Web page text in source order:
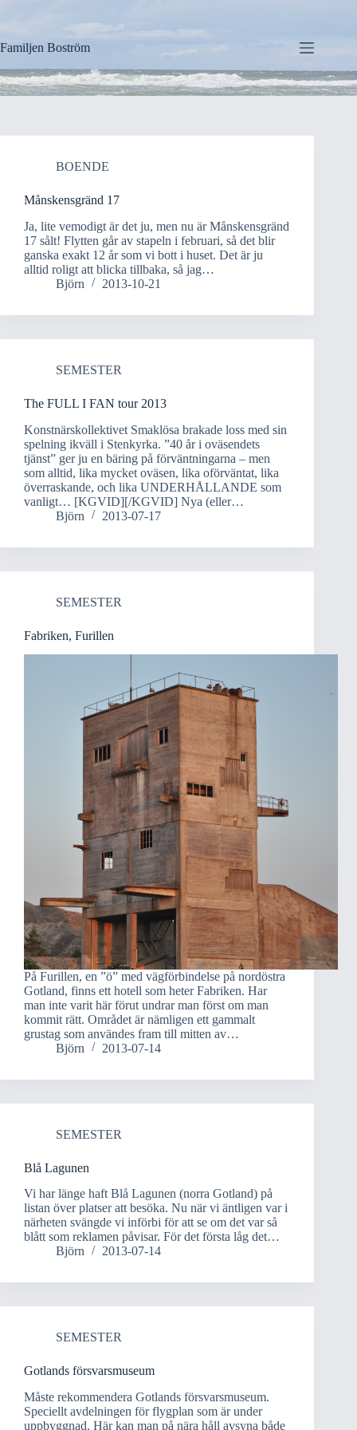
Familjen Boström
BOENDE
Månskensgränd 17
Ja, lite vemodigt är det ju, men nu är Månskensgränd
17 sålt! Flytten går av stapeln i februari, så det blir
ganska exakt 12 år som vi bott i huset. Det är ju
alltid roligt att blicka tillbaka, så jag…
Björn
2013-10-21
SEMESTER
The FULL I FAN tour 2013
Konstnärskollektivet Smaklösa brakade loss med sin
spelning ikväll i Stenkyrka. ”40 år i oväsendets
tjänst” ger ju en bäring på förväntningarna – men
som alltid, lika mycket oväsen, lika oförväntat, lika
överraskande, och lika UNDERHÅLLANDE som
vanligt… [KGVID][/KGVID] Nya (eller…
Björn
2013-07-17
SEMESTER
Fabriken, Furillen
På Furillen, en ”ö” med vägförbindelse på nordöstra
Gotland, finns ett hotell som heter Fabriken. Har
man inte varit här förut undrar man först om man
kommit rätt. Området är nämligen ett gammalt
grustag som användes fram till mitten av…
Björn
2013-07-14
SEMESTER
Blå Lagunen
Vi har länge haft Blå Lagunen (norra Gotland) på
listan över platser att besöka. Nu när vi äntligen var i
närheten svängde vi införbi för att se om det var så
blått som reklamen påvisar. För det första låg det…
Björn
2013-07-14
SEMESTER
Gotlands försvarsmuseum
Måste rekommendera Gotlands försvarsmuseum.
Speciellt avdelningen för flygplan som är under
uppbyggnad. Här kan man på nära håll avsyna både